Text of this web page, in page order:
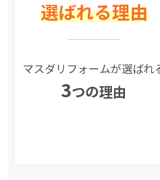
選ばれる理由
マスダリフォームが選ばれ
3つの理由